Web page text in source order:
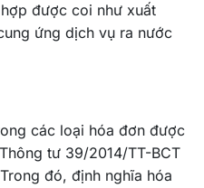
được coi như xuất
ứng dịch vụ ra nước
các loại hóa đơn được
tư 39/2014/TT-BCT
đó, định nghĩa hóa